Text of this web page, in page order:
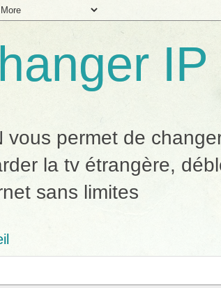
vous permet de
la tv étrangère,
sans limites